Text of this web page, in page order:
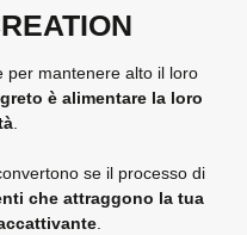
per mantenere alto il loro
è alimentare la loro
se il processo di
che attraggono la tua
.